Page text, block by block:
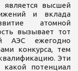
является высшей
и вклада
атомной
вызывает тот
АЭС ежегодно
конкурса, тем
Эти
какой потенциал